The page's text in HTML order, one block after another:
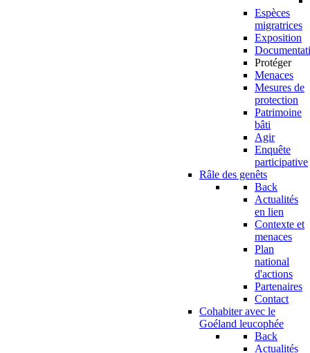
Espèces
migratrices
Exposition
Protéger
Menaces
Mesures de
protection
Patrimoine
bâti
Agir
Enquête
participative
Râle des genêts
Back
Actualités
en lien
Contexte et
menaces
Plan
national
d'actions
Partenaires
Contact
Cohabiter avec le
Goéland leucophée
Back
Actualités